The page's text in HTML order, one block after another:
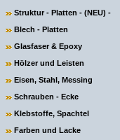
Struktur - Platten - (NEU) -
Blech - Platten
Glasfaser & Epoxy
Hölzer und Leisten
Eisen, Stahl, Messing
Schrauben - Ecke
Klebstoffe, Spachtel
Farben und Lacke